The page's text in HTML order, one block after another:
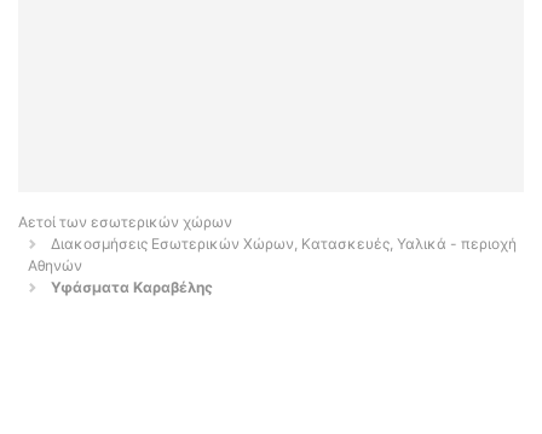
Αετοί των εσωτερικών χώρων
Διακοσμήσεις Εσωτερικών Χώρων, Κατασκευές, Υαλικά - περιοχή
Αθηνών
Υφάσματα Καραβέλης